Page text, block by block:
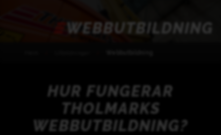
WEBBUTBILDNING
HUR FUNGERAR
THOLMARKS
WEBBUTBILDNING?